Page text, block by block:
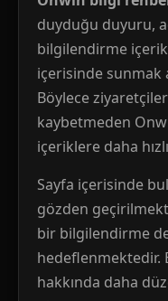
duyduğu duyuru,
bilgilendirme
içerisinde sunmak
Böylece
kaybetmeden
içeriklere daha
Sayfa içerisinde
gözden
bir bilgilendirme
hedeflenmektedir.
hakkında daha